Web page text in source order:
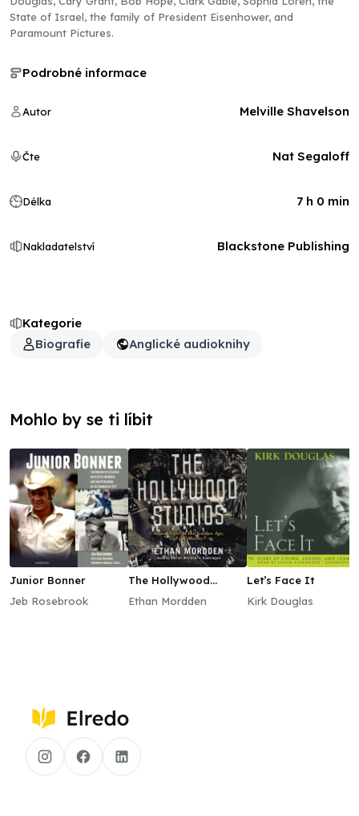
State of Israel, the family of President Eisenhower, and
Paramount Pictures.
Kategorie
Biografie
Anglické audioknihy
Podrobné informace
Autor Melville Shavelson
Čte Nat Segaloff
Délka 7 h 0 min
Nakladatelství Blackstone Publishing
Mohlo by se ti líbit
Junior Bonner
Jeb Rosebrook
The Hollywood
Ethan Mordden
Let’s Face It
Kirk Douglas